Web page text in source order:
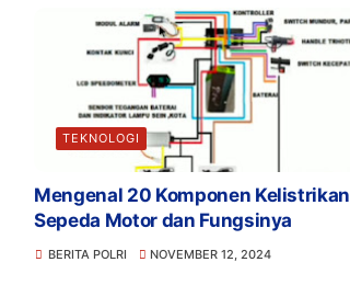
TEKNOLOGI
Mengenal 20 Komponen Kelistrikan
Sepeda Motor dan Fungsinya
BERITA POLRI NOVEMBER 12, 2024